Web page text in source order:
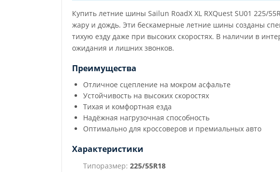
Купить летние шины Sailun RoadX XL RXQuest SU01 225/
жару и дождь. Эти бескамерные летние шины созданы
тихую езду даже при высоких скоростях. В наличии в
ожидания и лишних звонков.
Преимущества
Отличное сцепление на мокром асфальте
Устойчивость на высоких скоростях
Тихая и комфортная езда
Надёжная нагрузочная способность
Оптимально для кроссоверов и премиальных авто
Характеристики
Типоразмер: 225/55R18